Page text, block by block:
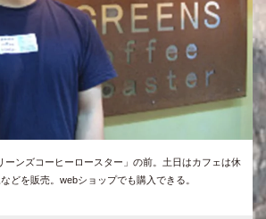
ーンズコーヒーロースター」の前。土日はカフェは休
どを販売。webショップでも購入できる。